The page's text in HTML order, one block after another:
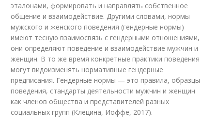
эталонами, формировать и направлять собственное
общение и взаимодействие. Другими словами, нормы
мужского и женского поведения (гендерные нормы)
имеют тесную взаимосвязь с гендерными отношениями,
они определяют поведение и взаимодействие мужчин и
женщин. В то же время конкретные практики поведения
могут видоизменять нормативные гендерные
предписания. Гендерные нормы — это правила, образцы
поведения, стандарты деятельности мужчин и женщин
как членов общества и представителей разных
социальных групп (Клецина, Иоффе, 2017).